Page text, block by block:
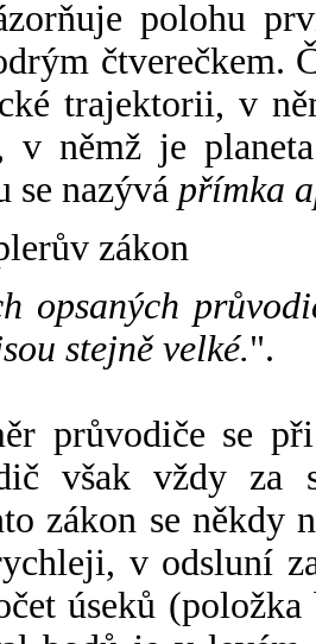
polohu
čtverečkem.
trajektorii, v
v němž je
se nazývá přímka
zákon
opsaných
stejně velké.".
průvodiče se
však vždy za
zákon se někdy
v odsluní
úseků